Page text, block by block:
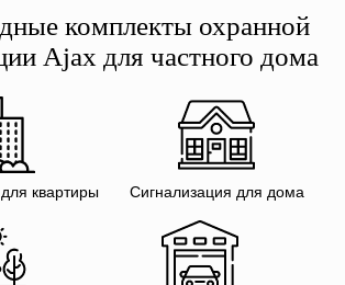
комплекты охранной
Ajax для частного дома
квартиры Сигнализация для дома